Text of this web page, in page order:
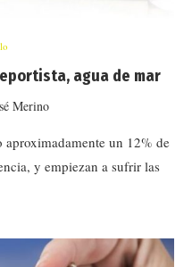
agua de mar
Merino
aproximadamente un 12% de
y empiezan a sufrir las